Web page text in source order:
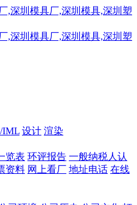
IML 设计 渲染
览表 环评报告 一般纳税人认
资料 网上看厂 地址电话 在线